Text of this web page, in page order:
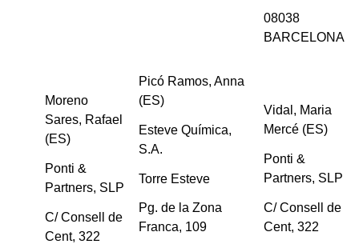
08038
BARCELONA
Moreno
Sares, Rafael
(ES)
Ponti &
Partners, SLP
C/ Consell de
Cent, 322
Picó Ramos, Anna
(ES)
Esteve Química,
S.A.
Torre Esteve
Pg. de la Zona
Franca, 109
Vidal, Maria
Mercé (ES)
Ponti &
Partners, SLP
C/ Consell de
Cent, 322